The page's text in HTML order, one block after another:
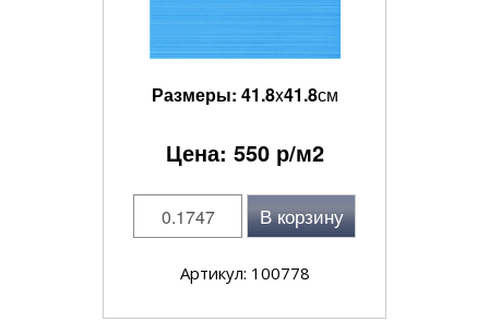
Размеры: 41.8x41.8см
Цена: 550р/м2
В корзину
Артикул: 100778